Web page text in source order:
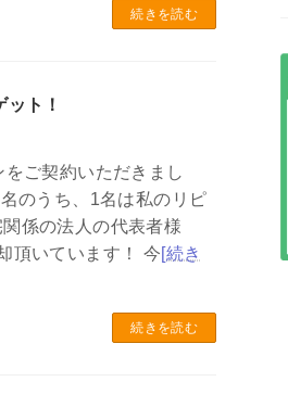
続きを読む
ト！
ご契約いただきまし
のうち、1名は私のリピ
係の法人の代表者様
頂いています！ 今[続き
続きを読む